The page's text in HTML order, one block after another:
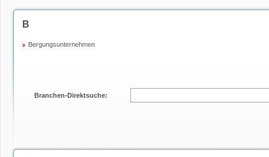
B
Bergungsunternehmen
Branchen-Direktsuche: